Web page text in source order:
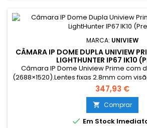
MARCA: UNIVIEW
CÂMARA IP DOME DUPLA UNIVIEW
LIGHTHUNTER IP67 IK10
Câmara IP Dome Uniview Prime com
(2688×1520).Lentes fixas 2.8mm com
LightHunter para imagem a cores em
infravermelhos até 30m.SIP e UMD
alarmes.Contagem de pessoas no
integrados e suporte MicroSD até
com alimentação
347,93 €
 Comprar
 Em Stock